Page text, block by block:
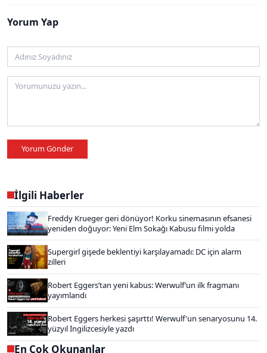
Yorum Yap
Yorum Gönder
İlgili Haberler
Freddy Krueger geri dönüyor! Korku sinemasının efsanesi
yeniden doğuyor: Yeni Elm Sokağı Kabusu filmi yolda
Supergirl gişede beklentiyi karşılayamadı: DC için alarm
zilleri
Robert Eggers’tan yeni kabus: Werwulf’un ilk fragmanı
yayımlandı
Robert Eggers herkesi şaşırttı! Werwulf'un senaryosunu 14.
yüzyıl İngilizcesiyle yazdı
En Çok Okunanlar